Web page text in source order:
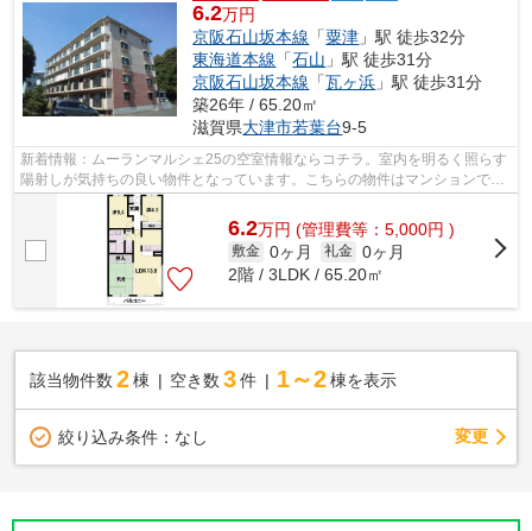
6.2万円
京阪石山坂本線 「粟津 」駅 徒歩32分
東海道本線 「石山 」駅 徒歩31分
京阪石山坂本線 「瓦ヶ浜 」駅 徒歩31分
築26年 / 65.20㎡
滋賀県大津市若葉台9-5
新着情報：ムーランマルシェ25の空室情報ならコチラ。室内を明るく照らす
陽射しが気持ちの良い物件となっています。こちらの物件はマンションで
す。眺望良好で景色が楽しめます。より...
6.2万円 (管理費等：5,000円 )
敷金 0ヶ月 礼金 0ヶ月
2階 / 3LDK / 65.20㎡
該当物件数 2棟 空き数 3 件 1～2 棟を表示
絞り込み条件： なし 変更